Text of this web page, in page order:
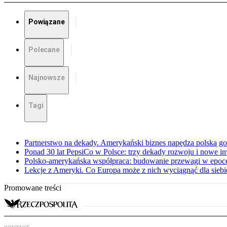
Powiązane
Polecane
Najnowsze
Tagi
Partnerstwo na dekady. Amerykański biznes napędza polską
Ponad 30 lat PepsiCo w Polsce: trzy dekady rozwoju i nowe
Polsko-amerykańska współpraca: budowanie przewagi w
Lekcje z Ameryki. Co Europa może z nich wyciągnąć dla
Promowane treści